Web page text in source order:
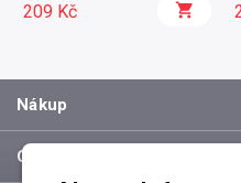
209 Kč
Nákup
O společnosti